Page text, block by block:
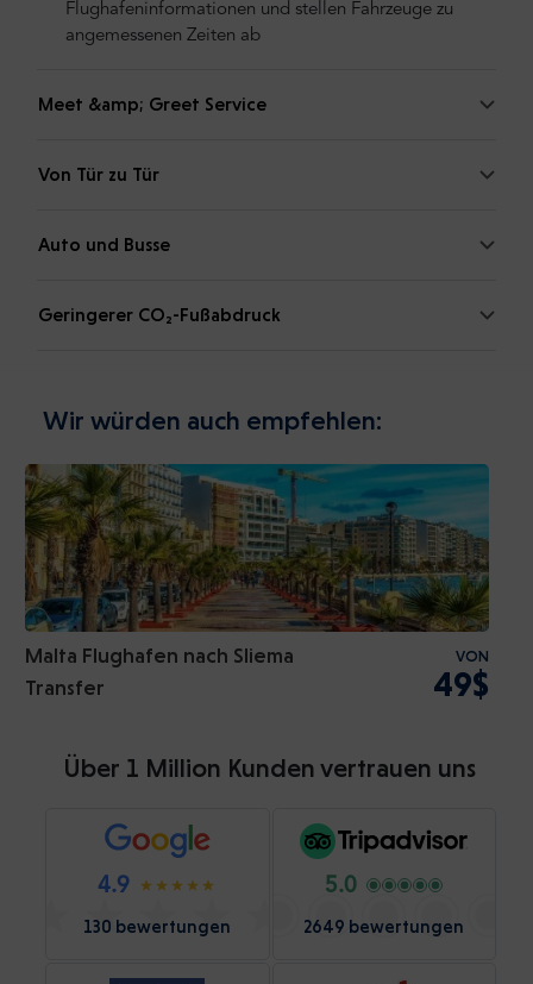
Flughafeninformationen und stellen Fahrzeuge zu
angemessenen Zeiten ab
Meet &amp; Greet Service
Von Tür zu Tür
Auto und Busse
Geringerer CO₂-Fußabdruck
Wir würden auch empfehlen:
Malta Flughafen nach Sliema
Transfer
VON
49$
Über 1 Million Kunden vertrauen uns
4.9
130 bewertungen
5.0
2649 bewertungen